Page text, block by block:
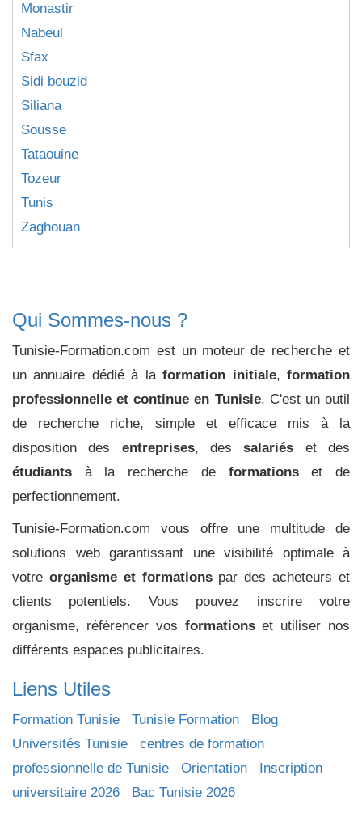
Monastir
Nabeul
Sfax
Sidi bouzid
Siliana
Sousse
Tataouine
Tozeur
Tunis
Zaghouan
Qui Sommes-nous ?
Tunisie-Formation.com est un moteur de recherche et
un annuaire dédié à laformation initiale,formation
professionnelle et continue en Tunisie. C'est un outil
de recherche riche, simple et efficace mis à la
disposition des entreprises, dessalariés et des
étudiants à la recherche de formationset de
perfectionnement.
Tunisie-Formation.com vous offre une multitude de
solutions web garantissant une visibilité optimale à
votre organisme et formationspar des acheteurs et
clients potentiels. Vous pouvez inscrire votre
organisme, référencer vos formationset utiliser nos
différents espaces publicitaires.
Liens Utiles
Formation Tunisie Tunisie Formation
Blog
Universités Tunisie
centres de formation
professionnelle de Tunisie
Orientation
Inscription
universitaire 2026
Bac Tunisie 2026